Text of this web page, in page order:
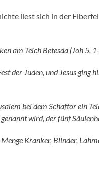
liest sich in der
am Teich Betesda (Joh 5,
der Juden, und Jesus ging
bei dem Schaftor ein
wird, der fünf
Menge Kranker, Blinder,